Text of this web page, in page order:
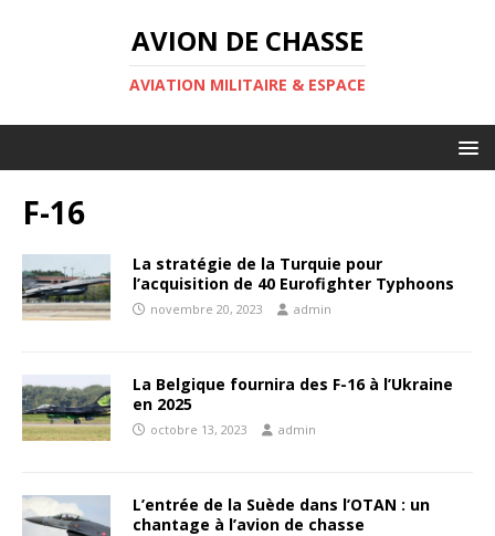
AVION DE CHASSE
AVIATION MILITAIRE & ESPACE
F-16
La stratégie de la Turquie pour
l’acquisition de 40 Eurofighter Typhoons
novembre 20, 2023 admin
La Belgique fournira des F-16 à l’Ukraine
en 2025
octobre 13, 2023 admin
L’entrée de la Suède dans l’OTAN : un
chantage à l’avion de chasse